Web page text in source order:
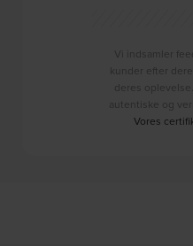
Vi indsamler
kunder efter
deres
autentiske og
Vores